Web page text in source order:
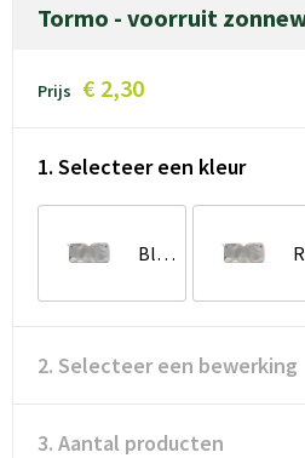
Tormo - voorruit
Prijs € 2,30
1. Selecteer een kleur
Blauw / Zilver
2. Selecteer een bewerking
3. Aantal producten